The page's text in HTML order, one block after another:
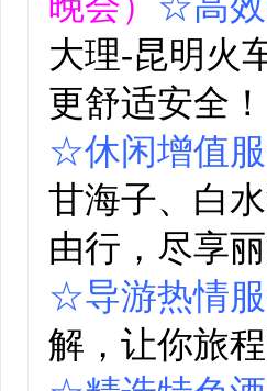
大理-昆明火
更舒适安全！
☆休闲增值
甘海子、白
由行，尽享
☆导游热情
解，让你旅